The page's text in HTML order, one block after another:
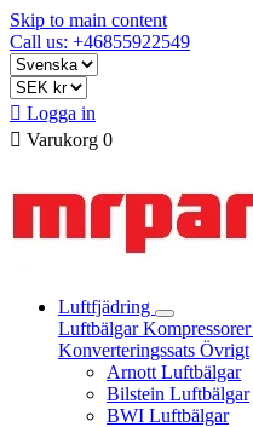
Skip to main content
Call us: +46855922549
 Logga in
 Varukorg 0
Luftfjädring
LuftbälgarKompressorer
Konverteringssats Övrigt
Arnott Luftbälgar
Bilstein Luftbälgar
BWI Luftbälgar